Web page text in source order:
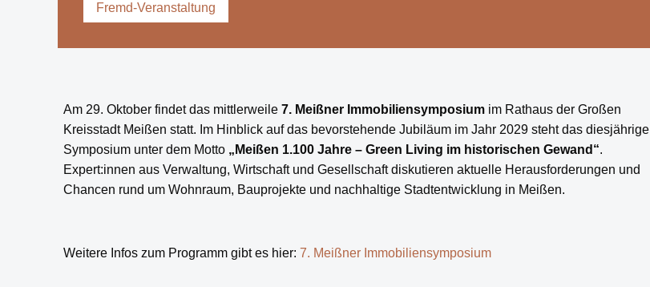
Fremd-Veranstaltung
Am 29. Oktober findet das mittlerweile 7. Meißner Immobiliensymposium im Rathaus der Großen
Kreisstadt Meißen statt. Im Hinblick auf das bevorstehende Jubiläum im Jahr 2029 steht das diesjährige
Symposium unter dem Motto „Meißen 1.100 Jahre – Green Living im historischen Gewand“.
Expert:innen aus Verwaltung, Wirtschaft und Gesellschaft diskutieren aktuelle Herausforderungen und
Chancen rund um Wohnraum, Bauprojekte und nachhaltige Stadtentwicklung in Meißen.
Weitere Infos zum Programm gibt es hier: 7. Meißner Immobiliensymposium